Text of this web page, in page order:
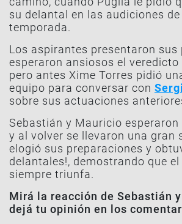
su delantal en las audiciones
temporada.
Los aspirantes presentaron sus
esperaron ansiosos el veredicto
pero antes Xime Torres pidió
equipo para conversar con
sobre sus actuaciones
Sebastián y Mauricio
y al volver se llevaron una gran
elogió sus preparaciones y
delantales!, demostrando que el
siempre triunfa.
Mirá la reacción de Sebastián
dejá tu opinión en los